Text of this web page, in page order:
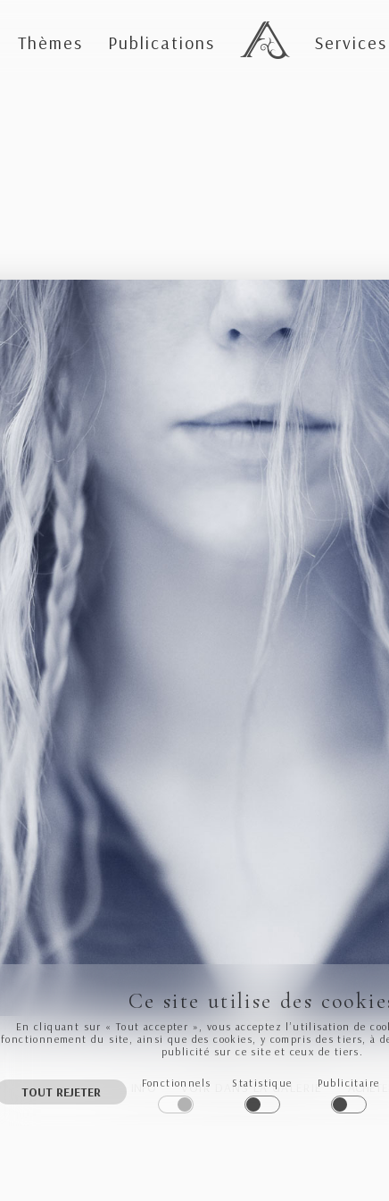
Thèmes Publications Services
MG_8778_HD
INFO VOIR DANS LA GALERIE ACHETER
Ce site utilise des
En cliquant sur « Tout accepter », vous acceptez l’utilisation de
fonctionnement du site, ainsi que des cookies, y compris des tiers, à
publicité sur ce site et ceux de tiers.
TOUT REJETER
Fonctionnels Statistique Publicitaire